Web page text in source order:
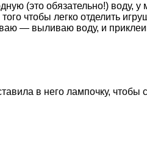
(это обязательно!) воду,
чтобы легко отделить
— выливаю воду, и
в него лампочку,